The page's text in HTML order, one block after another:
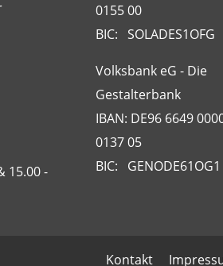
15.00 -
0155 00
BIC: SOLADES1OFG
Volksbank eG - Die
Gestalterbank
IBAN: DE96 6649
0137 05
BIC: GENODE61OG1
Kontakt